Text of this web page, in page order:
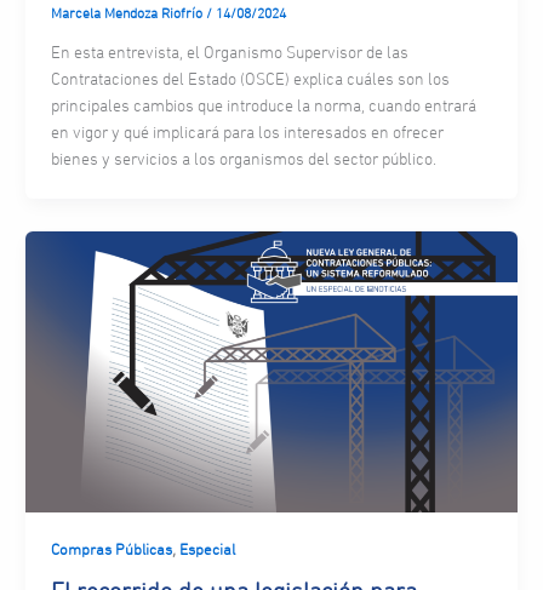
Marcela Mendoza Riofrío / 14/08/2024
En esta entrevista, el Organismo Supervisor de las
Contrataciones del Estado (OSCE) explica cuáles son los
principales cambios que introduce la norma, cuando entrará
en vigor y qué implicará para los interesados en ofrecer
bienes y servicios a los organismos del sector público.
Compras Públicas, Especial